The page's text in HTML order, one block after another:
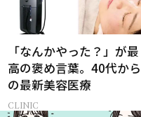
「なんかやった？」が最
高の褒め言葉。40代から
の最新美容医療
CLINIC